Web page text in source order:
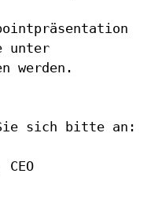
unter
werden.
Sie sich bitte an: